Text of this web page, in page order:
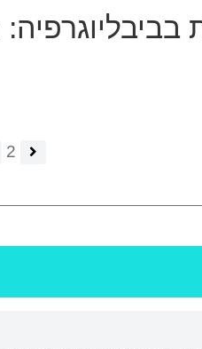
בביבליוגרפיה:
2